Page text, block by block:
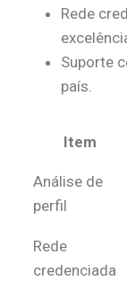
Rede
Suporte
país.
Item
Análise de
perfil
Rede
credenciada